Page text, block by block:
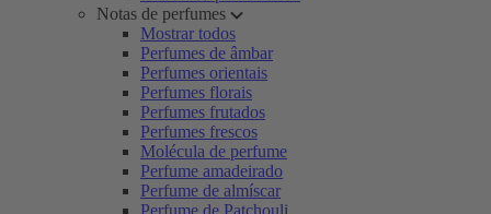
Notas de perfumes
Mostrar todos
Perfumes de âmbar
Perfumes orientais
Perfumes florais
Perfumes frutados
Perfumes frescos
Molécula de perfume
Perfume amadeirado
Perfume de almíscar
Perfume de Patchouli